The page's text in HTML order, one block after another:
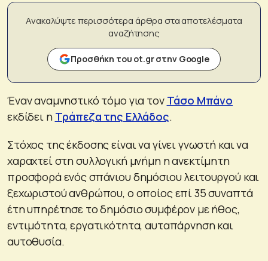
Ανακαλύψτε περισσότερα άρθρα στα αποτελέσματα
αναζήτησης
Προσθήκη του ot.gr στην Google
Έναν αναμνηστικό τόμο για τον Τάσο Μπάνο
εκδίδει η Τράπεζα της Ελλάδος.
Στόχος της έκδοσης είναι να γίνει γνωστή και να
χαραχτεί στη συλλογική μνήμη η ανεκτίμητη
προσφορά ενός σπάνιου δημόσιου λειτουργού και
ξεχωριστού ανθρώπου, ο οποίος επί 35 συναπτά
έτη υπηρέτησε το δημόσιο συμφέρον με ήθος,
εντιμότητα, εργατικότητα, αυταπάρνηση και
αυτοθυσία.